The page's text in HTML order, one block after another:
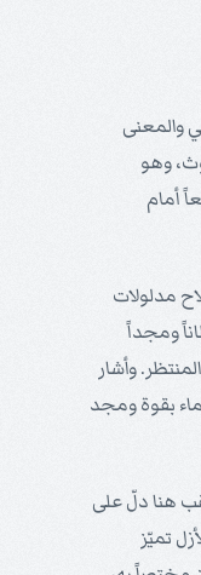
والمعنى
وهو
أمام
مدلولات
ومجداً
بقوة ومجد
هنا دلّ على
تميّز